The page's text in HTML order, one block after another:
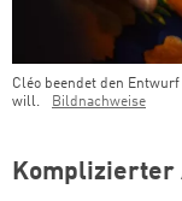
Cléo beendet den
will.
Bildnachweise
Komplizierter